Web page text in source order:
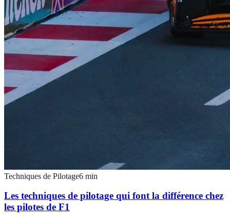
Techniques de Pilotage6 min
Les techniques de pilotage qui font la différence chez
les pilotes de F1